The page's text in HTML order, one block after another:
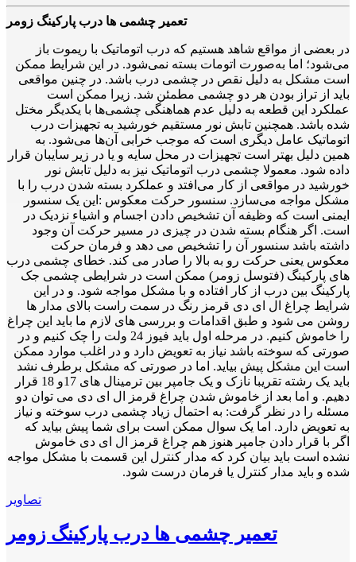
تعمیر چشمی ها درب پارکینگ زومر
در بعضی از مواقع شاهد هستیم که درب اتوماتیک با ریموت باز
می‌شود؛ اما به‌صورت اتومات بسته نمی‌شود. در این شرایط ممکن
است مشکل به دلیل نقص در چشمی درب باشد. در چنین مواقعی
باید از تراز بودن هر دو چشمی مطمئن شد. زیرا ممکن است
عملکرد این قطعه به دلیل عدم هماهنگی چشمی‌ها با یکدیگر مختل
شده باشد. همچنین تابش نور مستقیم خورشید به تجهیزات درب
اتوماتیک عامل دیگری است که موجب خرابی آن‌ها می‌شود. به
همین دلیل بهتر است تجهیزات در محل سایه و یا در زیر سایبان قرار
داده شود. معمولا چشمی درب اتوماتیک نیز به دلیل تابش نور
خورشید در مواقعی از کار می‌افتد و عملکرد بسته شدن درب را با
مشکل مواجه می‌سازد. سنسور حرکت معکوس :این یک سنسور
ایمنی است که وظیفه­ آن تشخیص دادن اجسام و اشیاء نزدیک در
است. اگر هنگام بسته شدن در چیزی در مسیر حرکت آن وجود
داشته باشد سنسور آن را تشخیص می دهد و فرمان حرکت
معکوس یعنی حرکت رو به بالا را صادر می کند. خطای چشمی درب
های پارکینگ (فتوسل زومر) ممکن است در شرایطی چشمی جک
پارکینگ بین درب از کار افتاده و با مشکل مواجه شود. و در این
شرایط چراغ ال ای دی قرمز رنگ در سمت راست بالای مدار ها
روشن می شود و طبق اقدامات و بررسی های لازم ما باید این چراغ
را خاموش کنیم. در مرحله اول باید فیوز 24 ولت را چک کنیم و در
صورتی که سوخته باشد نیاز به تعویض دارد و در اغلب موارد ممکن
است این مشکل پیش بیاید. اما در صورتی که مشکل برطرف نشد
باید یک رشته تقریبا نازک و یک جامپر بین ترمینال های 17و 18 قرار
دهیم. و اما بعد از خاموش شدن چراغ قرمز ال ای دی می توان دو
مسئله را در نظر گرفت: به احتمال زیاد چشمی درب سوخته و نیاز
به تعویض دارد. اما یک سوال ممکن است برای شما پیش بیاید که
اگر با قرار دادن جامپر هنوز هم چراغ قرمز ال ای دی خاموش
نشده است باید بیان کرد که مدار کنترل این قسمت با مشکل مواجه
شده و باید مدار کنترل یا فرمان درست شود.
تصاویر
تعمیر چشمی ها درب پارکینگ زومر